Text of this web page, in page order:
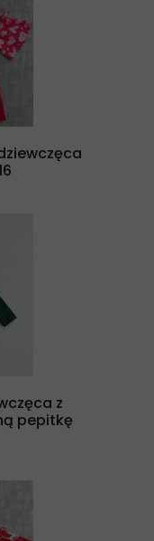
z
pepitkę